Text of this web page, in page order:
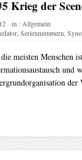
Krieg der
in :Allgemein
,Seriennummern,
meisten Menschen
und
der